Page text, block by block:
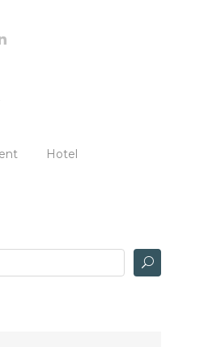
Hotel